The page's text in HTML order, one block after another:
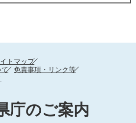
トマップ
て
免責事項・リンク等
庁のご案内